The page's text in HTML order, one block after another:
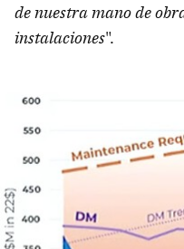
de nuestra mano de
instalaciones".